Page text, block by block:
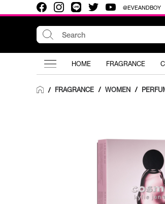
@EVEANDBOY
HOME FRAGRANCE
/ FRAGRANCE / WOMEN /